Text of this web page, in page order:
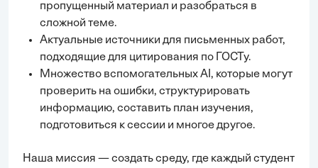
пропущенный материал и разобраться в
сложной теме.
Актуальные источники для письменных работ,
подходящие для цитирования по ГОСТу.
Множество вспомогательных AI, которые могут
проверить на ошибки, структурировать
информацию, составить план изучения,
подготовиться к сессии и многое другое.
Наша миссия — создать среду, где каждый студент